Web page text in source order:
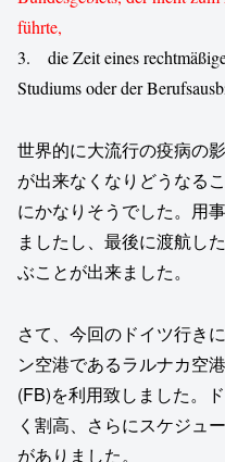
führte,
3. die Zeit eines
Studiums oder der
世界的に大流行の疫病の
が出来なくなりどうなる
にかなりそうでした。用
ましたし、最後に渡航し
ぶことが出来ました。
さて、今回のドイツ行き
ン空港であるラルナカ空
(FB)を利用致しました。
く割高、さらにスケジュ
がありました。